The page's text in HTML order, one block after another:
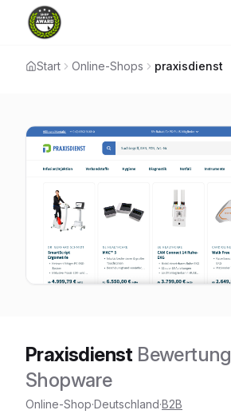
Start Online-Shops praxisdienst
Praxisdienst Bewertung
Shopware
Online-Shop·Deutschland·B2B